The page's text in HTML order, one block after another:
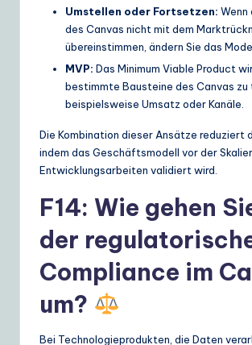
Umstellen oder Fortsetzen: Wenn
des Canvas nicht mit dem
übereinstimmen, ändern Sie das
MVP: Das Minimum Viable Product
bestimmte Bausteine des Canvas zu
beispielsweise Umsatz oder Kanäle.
Die Kombination dieser Ansätze reduziert
indem das Geschäftsmodell vor der
Entwicklungsarbeiten validiert wird.
F14: Wie gehen
der
Compliance im
um?
Bei Technologieprodukten, die Daten